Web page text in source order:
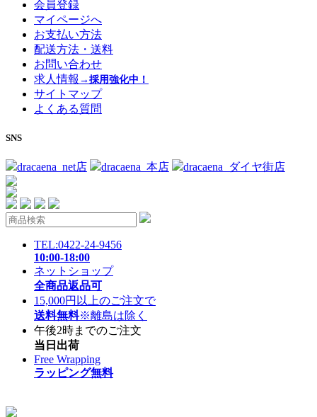
会員登録
マイページへ
お支払い方法
配送方法・送料
お問い合わせ
求人情報 →採用強化中！
サイトマップ
よくある質問
SNS
dracaena_net店 dracaena_本店 dracaena_ダイヤ街店
TEL:0422-24-9456
10:00-18:00
ネットショップ
全商品返品可
15,000円以上のご注文で
送料無料※離島は除く
午後2時までのご注文
当日出荷
Free Wrapping
ラッピング無料